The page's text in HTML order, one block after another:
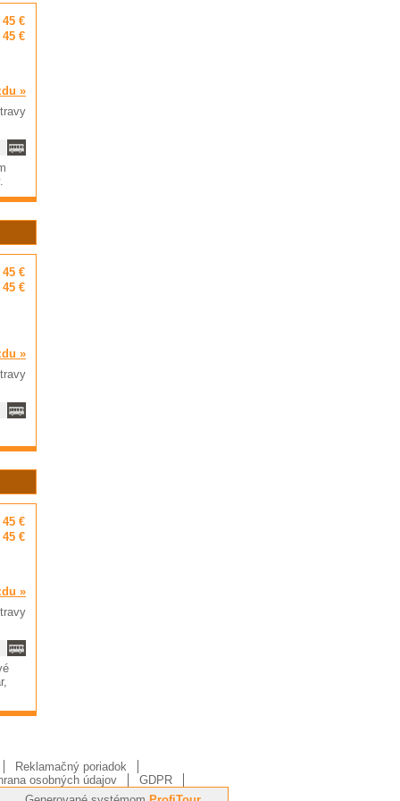
45 €
45 €
»
45 €
45 €
»
45 €
45 €
»
Reklamačný poriadok
osobných údajov
GDPR